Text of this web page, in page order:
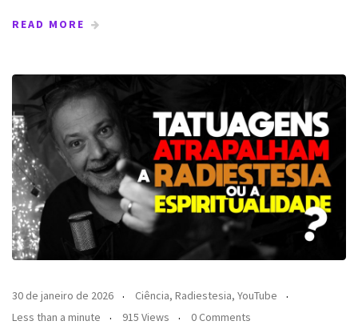
READ MORE
30 de janeiro de 2026 Ciência, Radiestesia, YouTube
Less than a minute
915 Views 0 Comments